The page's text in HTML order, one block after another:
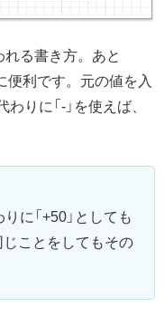
れる書き方。あと
便利です。元の値を入
りに「-」を使えば、
りに「+50」としても
じことをしてもその